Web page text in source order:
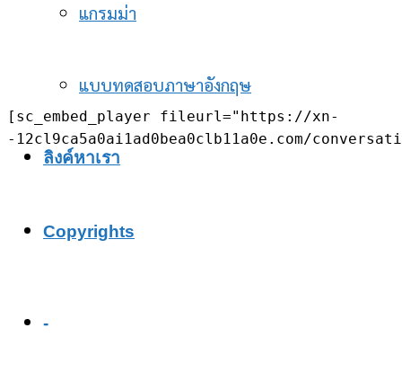
แกรมม่า
แบบทดสอบภาษาอังกฤษ
ลิงค์หาเรา
Copyrights
-
[sc_embed_player fileurl="https://xn-
-12cl9ca5a0ai1ad0bea0clb11a0e.com/